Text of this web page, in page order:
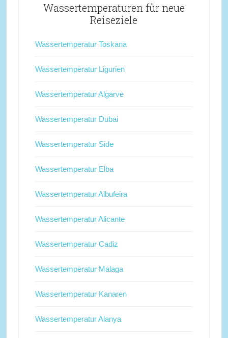
Wassertemperaturen für neue
Reiseziele
Wassertemperatur Toskana
Wassertemperatur Ligurien
Wassertemperatur Algarve
Wassertemperatur Dubai
Wassertemperatur Side
Wassertemperatur Elba
Wassertemperatur Albufeira
Wassertemperatur Alicante
Wassertemperatur Cadiz
Wassertemperatur Malaga
Wassertemperatur Kanaren
Wassertemperatur Alanya